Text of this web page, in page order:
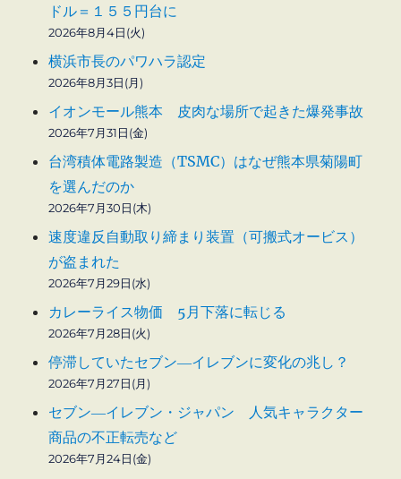
ドル＝１５５円台に
2026年8月4日(火)
横浜市長のパワハラ認定
2026年8月3日(月)
イオンモール熊本 皮肉な場所で起きた爆発事故
2026年7月31日(金)
台湾積体電路製造（TSMC）はなぜ熊本県菊陽町
を選んだのか
2026年7月30日(木)
速度違反自動取り締まり装置（可搬式オービス）
が盗まれた
2026年7月29日(水)
カレーライス物価 5月下落に転じる
2026年7月28日(火)
停滞していたセブン―イレブンに変化の兆し？
2026年7月27日(月)
セブン―イレブン・ジャパン 人気キャラクター
商品の不正転売など
2026年7月24日(金)